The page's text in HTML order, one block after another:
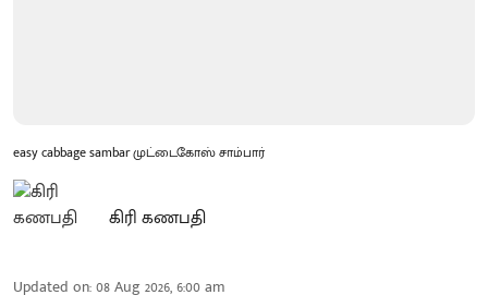
easy cabbage sambar முட்டைகோஸ் சாம்பார்
கிரி கணபதி
Updated on:08 Aug 2026, 6:00 am